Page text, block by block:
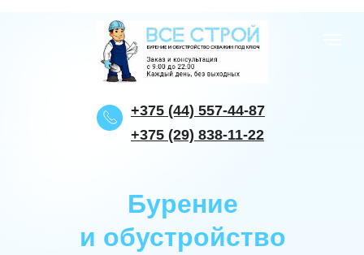
Бурение
и обустройство
+375 (44) 557-44-87
+375 (29) 838-11-22